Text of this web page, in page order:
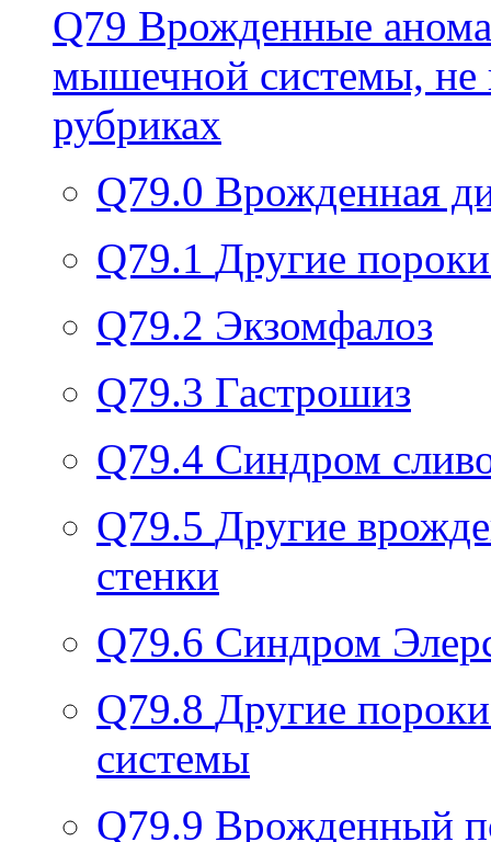
Q79 Врожденные
мышечной системы, не
рубриках
Q79.0 Врожденная
Q79.1 Другие
Q79.2 Экзомфалоз
Q79.3 Гастрошиз
Q79.4 Синдром
Q79.5 Другие
стенки
Q79.6 Синдром
Q79.8 Другие
системы
Q79.9 Врожденный